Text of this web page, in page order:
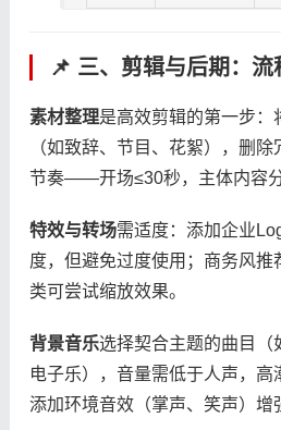
📌 三、剪辑与后期：
​素材整理​是高效剪辑的第一步：
（如致辞、节目、花絮），删
节奏——开场≤30秒，主体内容分
​特效与转场​需适度：添加企业
度，但避免过度使用；商务风推
类可尝试缩放效果。
​背景音乐​选择契合主题的曲目（
电子乐），音量需低于人声，
添加环境音效（掌声、笑声）增